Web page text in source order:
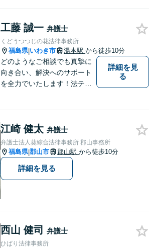
工藤 誠一 弁護士
くどうつつじの花法律事務所
福島県|いわき市 湯本駅 から徒歩10分
どのようなご相談でも真摯に
向き合い、解決へのサポート
を全力でいたします！法テラ
けていただけます。【湯本駅
から車で約７分】
詳細を見
る
江崎 健太 弁護士
弁護士法人葵綜合法律事務所 郡山事務所
福島県|郡山市 郡山駅 から徒歩10分
詳細を見る
西山 健司 弁護士
ひばり法律事務所